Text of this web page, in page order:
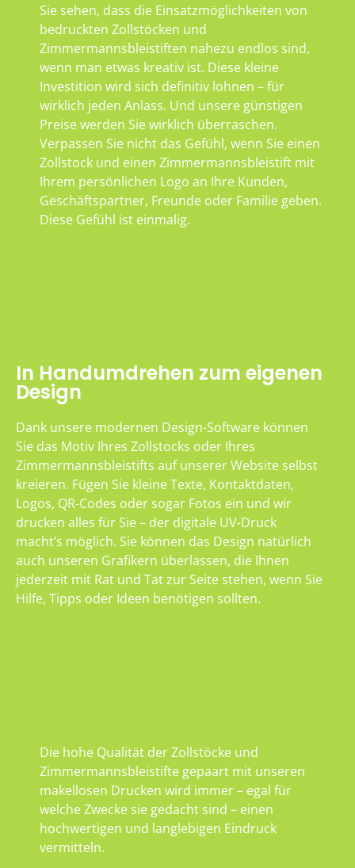
Sie sehen, dass die Einsatzmöglichkeiten von
bedruckten Zollstöcken und
Zimmermannsbleistiften nahezu endlos sind,
wenn man etwas kreativ ist. Diese kleine
Investition wird sich definitiv lohnen – für
wirklich jeden Anlass. Und unsere günstigen
Preise werden Sie wirklich überraschen.
Verpassen Sie nicht das Gefühl, wenn Sie einen
Zollstock und einen Zimmermannsbleistift mit
Ihrem persönlichen Logo an Ihre Kunden,
Geschäftspartner, Freunde oder Familie geben.
Diese Gefühl ist einmalig.
In Handumdrehen zum eigenen
Design
Dank unsere modernen Design-Software können
Sie das Motiv Ihres Zollstocks oder Ihres
Zimmermannsbleistifts auf unserer Website selbst
kreieren. Fügen Sie kleine Texte, Kontaktdaten,
Logos, QR-Codes oder sogar Fotos ein und wir
drucken alles für Sie – der digitale UV-Druck
macht’s möglich. Sie können das Design natürlich
auch unseren Grafikern überlassen, die Ihnen
jederzeit mit Rat und Tat zur Seite stehen, wenn Sie
Hilfe, Tipps oder Ideen benötigen sollten.
Die hohe Qualität der Zollstöcke und
Zimmermannsbleistifte gepaart mit unseren
makellosen Drucken wird immer – egal für
welche Zwecke sie gedacht sind – einen
hochwertigen und langlebigen Eindruck
vermitteln.